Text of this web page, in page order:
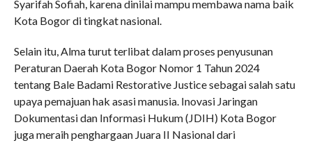
Syarifah Sofiah, karena dinilai mampu membawa nama baik
Kota Bogor di tingkat nasional.
Selain itu, Alma turut terlibat dalam proses penyusunan
Peraturan Daerah Kota Bogor Nomor 1 Tahun 2024
tentang Bale Badami Restorative Justice sebagai salah satu
upaya pemajuan hak asasi manusia. Inovasi Jaringan
Dokumentasi dan Informasi Hukum (JDIH) Kota Bogor
juga meraih penghargaan Juara II Nasional dari